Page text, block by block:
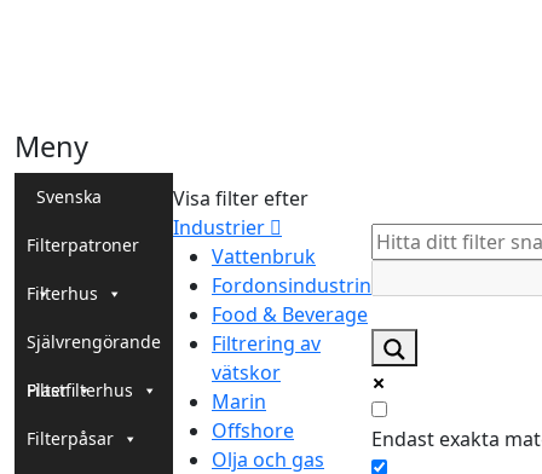
Meny
Svenska
Filterpatroner
Filterhus
Självrengörande
Filter
Plastfilterhus
Filterpåsar
Visa filter efter
Industrier
Vattenbruk
Fordonsindustrin
Food & Beverage
Filtrering av
vätskor
Marin
Offshore
Olja och gas
Endast exakta